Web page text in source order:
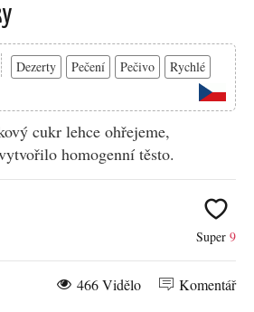
Dezerty Pečení Pečivo Rychlé
cukr lehce ohřejeme,
homogenní těsto.
Super 9
Komentář
466 Vidělo